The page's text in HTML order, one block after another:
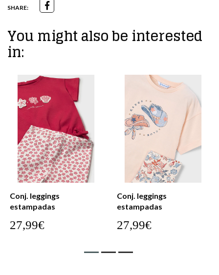
SHARE:
You might also be interested
in:
Conj. leggings
estampadas
27,99€
Conj. leggings
estampadas
27,99€